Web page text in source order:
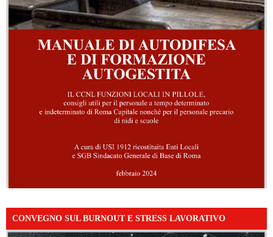
CONVEGNO SUL BURNOUT E STRESS LAVORATIVO